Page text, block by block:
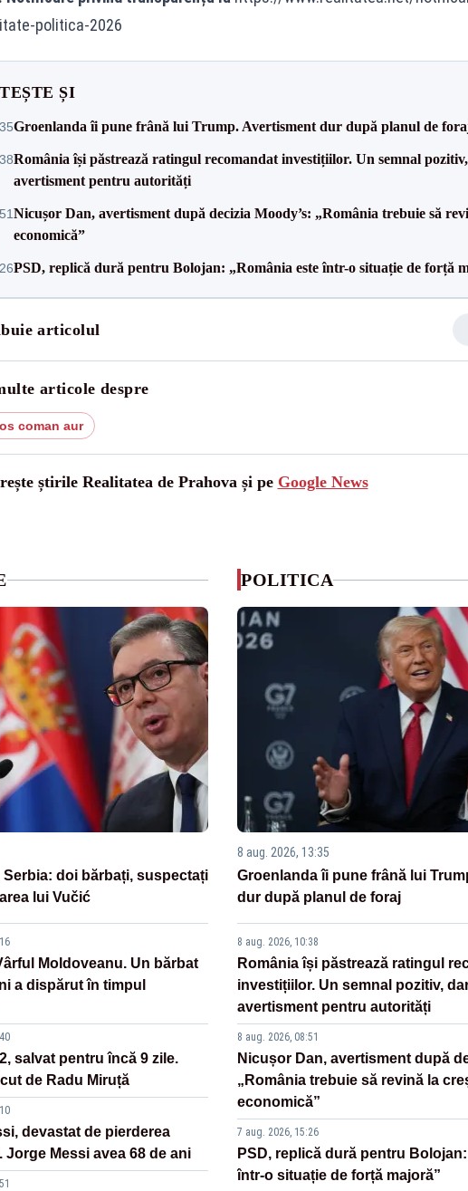
politica-2026
ȘI
Groenlanda îi pune frână lui Trump. Avertisment dur după planul de
România își păstrează ratingul recomandat investițiilor. Un semnal
avertisment pentru autorități
Nicușor Dan, avertisment după decizia Moody’s: „România trebuie să
economică”
PSD, replică dură pentru Bolojan: „România este într-o situație de forță
articolul
articole despre
coman aur
știrile Realitatea de Prahova și pe Google News
doi bărbați, suspectați
lui Vučić
Moldoveanu. Un bărbat
a dispărut în timpul
salvat pentru încă 9 zile.
de Radu Miruță
devastat de pierderea
Jorge Messi avea 68 de ani
POLITICA
8 aug. 2026, 13:35
Groenlanda îi pune frână lui
dur după planul de foraj
8 aug. 2026, 10:38
România își păstrează ratingul
investițiilor. Un semnal pozitiv,
avertisment pentru autorități
8 aug. 2026, 08:51
Nicușor Dan, avertisment după
„România trebuie să revină la
economică”
7 aug. 2026, 15:26
PSD, replică dură pentru
într-o situație de forță majoră”